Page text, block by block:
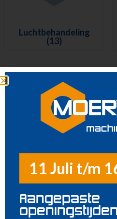
Luchtbehandeling
(13)
11 Juli t/m
Aangepaste